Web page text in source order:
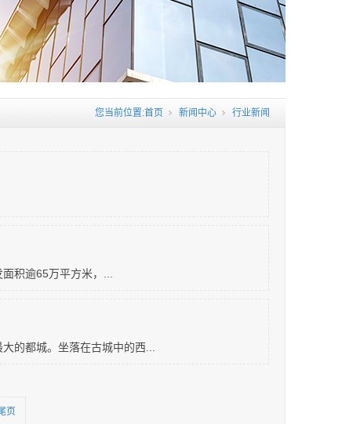
您当前位置:首页 新闻中心 行业新闻
积逾65万平方米，...
的都城。坐落在古城中的西...
页